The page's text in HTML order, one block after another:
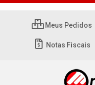
Meus Pedidos
Notas Fiscais